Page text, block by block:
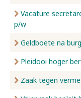
Vacature
p/w
Geldboete na
Pleidooi hoger
Zaak tegen